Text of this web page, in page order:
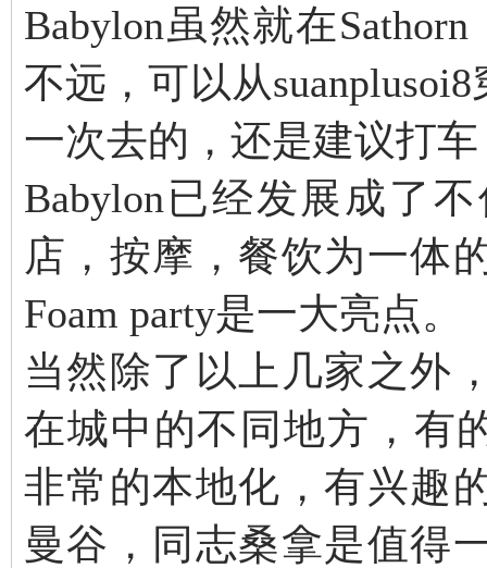
Babylon虽然就在
不远，可以从
一次去的，还是建议打
Babylon已经发展成了
店，按摩，餐饮为一体
Foam party是一大亮点。
当然除了以上几家之外
在城中的不同地方，有
非常的本地化，有兴趣
曼谷，同志桑拿是值得